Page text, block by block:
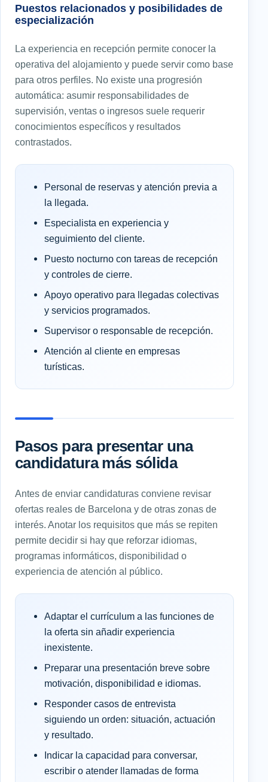
Puestos relacionados y posibilidades de
especialización
La experiencia en recepción permite conocer la
operativa del alojamiento y puede servir como base
para otros perfiles. No existe una progresión
automática: asumir responsabilidades de
supervisión, ventas o ingresos suele requerir
conocimientos específicos y resultados
contrastados.
Personal de reservas y atención previa a
la llegada.
Especialista en experiencia y
seguimiento del cliente.
Puesto nocturno con tareas de recepción
y controles de cierre.
Apoyo operativo para llegadas colectivas
y servicios programados.
Supervisor o responsable de recepción.
Atención al cliente en empresas
turísticas.
Pasos para presentar una
candidatura más sólida
Antes de enviar candidaturas conviene revisar
ofertas reales de Barcelona y de otras zonas de
interés. Anotar los requisitos que más se repiten
permite decidir si hay que reforzar idiomas,
programas informáticos, disponibilidad o
experiencia de atención al público.
Adaptar el currículum a las funciones de
la oferta sin añadir experiencia
inexistente.
Preparar una presentación breve sobre
motivación, disponibilidad e idiomas.
Responder casos de entrevista
siguiendo un orden: situación, actuación
y resultado.
Indicar la capacidad para conversar,
escribir o atender llamadas de forma